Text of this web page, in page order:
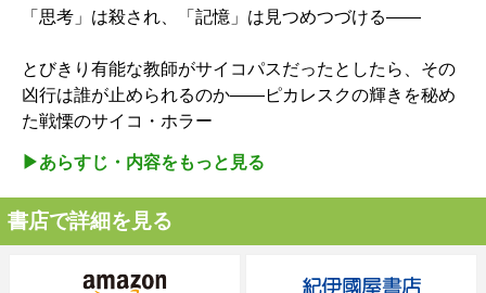
「思考」は殺され、「記憶」は見つめつづける——
とびきり有能な教師がサイコパスだったとしたら、その
凶行は誰が止められるのか——ピカレスクの輝きを秘め
た戦慄のサイコ・ホラー
▶︎あらすじ・内容をもっと見る
書店で詳細を見る